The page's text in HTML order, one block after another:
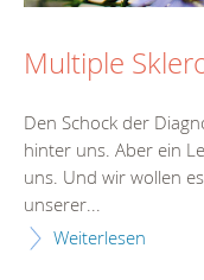
Multiple
Den Schock der
hinter uns. Aber ein
uns. Und wir wollen
unserer...
Weiterlesen